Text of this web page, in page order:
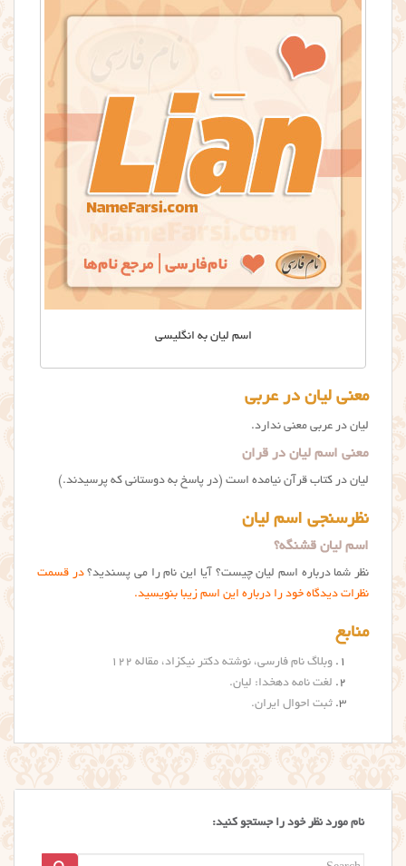
اسم لیان به انگلیسی
معنی لیان در عربی
لیان در عربی معنی ندارد.
معنی اسم لیان در قران
لیان در کتاب قرآن نیامده است (در پاسخ به دوستانی که پرسیدند.)
نظرسنجی اسم لیان
اسم لیان قشنگه؟
نظر شما درباره اسم لیان چیست؟ آیا این نام را می پسندید؟در قسمت
نظرات دیدگاه خود را درباره این اسم زیبا بنویسید.
منابع
وبلاگ نام فارسی، نوشته دکتر نیکزاد، مقاله ۱۲۲
لغت نامه دهخدا: لیان.
ثبت احوال ایران.
نام مورد نظر خود را جستجو کنید:
Search